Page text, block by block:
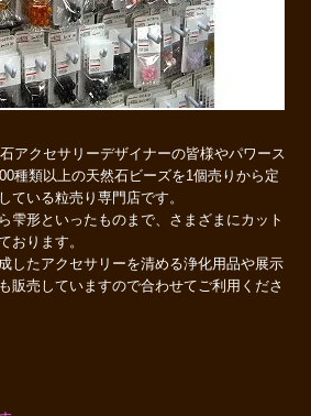
アクセサリーデザイナーの皆様やパワース
種類以上の天然石ビーズを1個売りから定
ている粒売り専門店です。
雫形といったものまで、さまざまにカット
おります。
したアクセサリーを清める浄化用品や展示
販売していますので合わせてご利用くださ